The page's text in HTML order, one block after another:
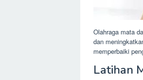
Olahraga mata
dan
memperbaiki
Latihan